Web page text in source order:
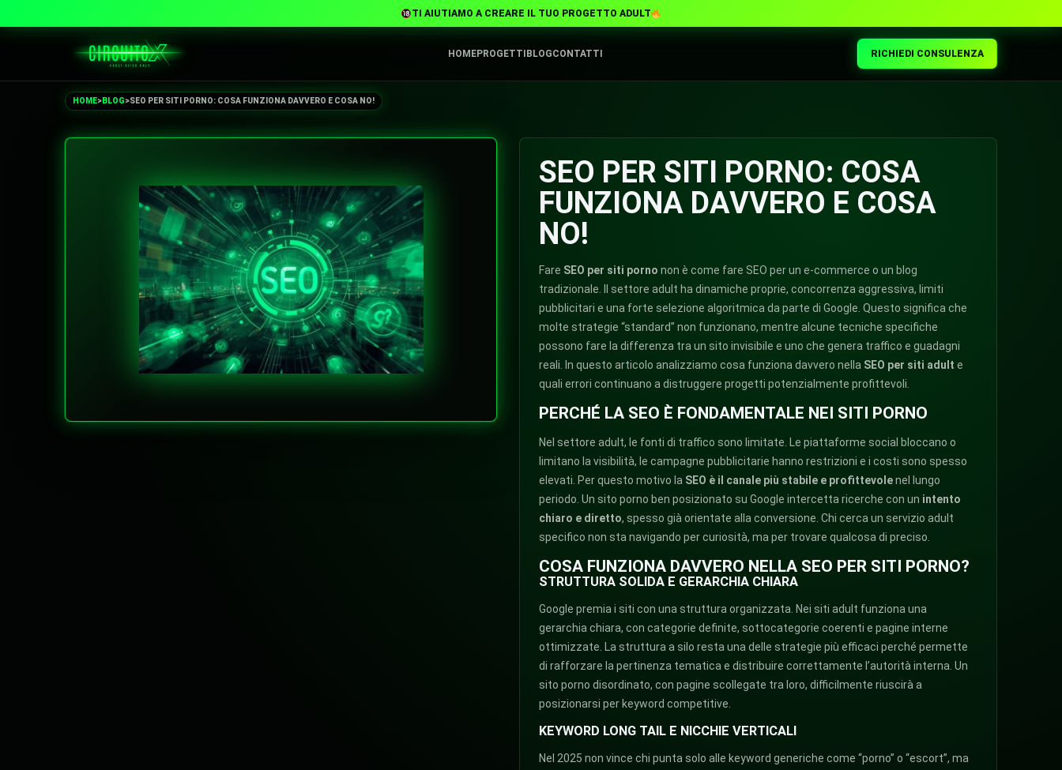
TI AIUTIAMO A CREARE IL TUO PROGETTO ADULT
HOMEPROGETTI BLOGCONTATTI RICHIEDI CONSULENZA
HOME>BLOG>SEO PER SITI PORNO: COSA FUNZIONA DAVVERO E COSA NO!
SEO PER SITI PORNO: COSA
FUNZIONA DAVVERO E COSA
NO!
Fare SEO per siti porno non è come fare SEO per un e-commerce o un blog
tradizionale. Il settore adult ha dinamiche proprie, concorrenza aggressiva, limiti
pubblicitari e una forte selezione algoritmica da parte di Google. Questo significa che
molte strategie “standard” non funzionano, mentre alcune tecniche specifiche
possono fare la differenza tra un sito invisibile e uno che genera traffico e guadagni
reali. In questo articolo analizziamo cosa funziona davvero nella SEO per siti adult e
quali errori continuano a distruggere progetti potenzialmente profittevoli.
PERCHÉ LA SEO È FONDAMENTALE NEI SITI PORNO
Nel settore adult, le fonti di traffico sono limitate. Le piattaforme social bloccano o
limitano la visibilità, le campagne pubblicitarie hanno restrizioni e i costi sono spesso
elevati. Per questo motivo la SEO è il canale più stabile e profittevolenel lungo
periodo. Un sito porno ben posizionato su Google intercetta ricerche con un intento
chiaro e diretto, spesso già orientate alla conversione. Chi cerca un servizio adult
specifico non sta navigando per curiosità, ma per trovare qualcosa di preciso.
COSA FUNZIONA DAVVERO NELLA SEO PER SITI PORNO?
STRUTTURA SOLIDA E GERARCHIA CHIARA
Google premia i siti con una struttura organizzata. Nei siti adult funziona una
gerarchia chiara, con categorie definite, sottocategorie coerenti e pagine interne
ottimizzate. La struttura a silo resta una delle strategie più efficaci perché permette
di rafforzare la pertinenza tematica e distribuire correttamente l’autorità interna. Un
sito porno disordinato, con pagine scollegate tra loro, difficilmente riuscirà a
posizionarsi per keyword competitive.
KEYWORD LONG TAIL E NICCHIE VERTICALI
Nel 2025 non vince chi punta solo alle keyword generiche come “porno” o “escort”, ma